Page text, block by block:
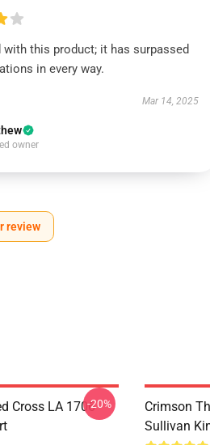
with this product; it has surpassed
in every way.
Mar 14, 2025
owner
review
Cross LA 1706-20%
Crimson
Sullivan